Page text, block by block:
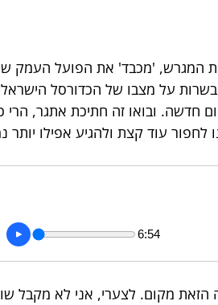
המגרש, 'מכבד' את הפועל העמק
על מצבו של הכדורסל
חדשה. ובואו זה חתיכת אתגר, הרי
עוד קצת ולהגיע אפילו יותר
6:54
מקום. לצערי, אני לא מקבל